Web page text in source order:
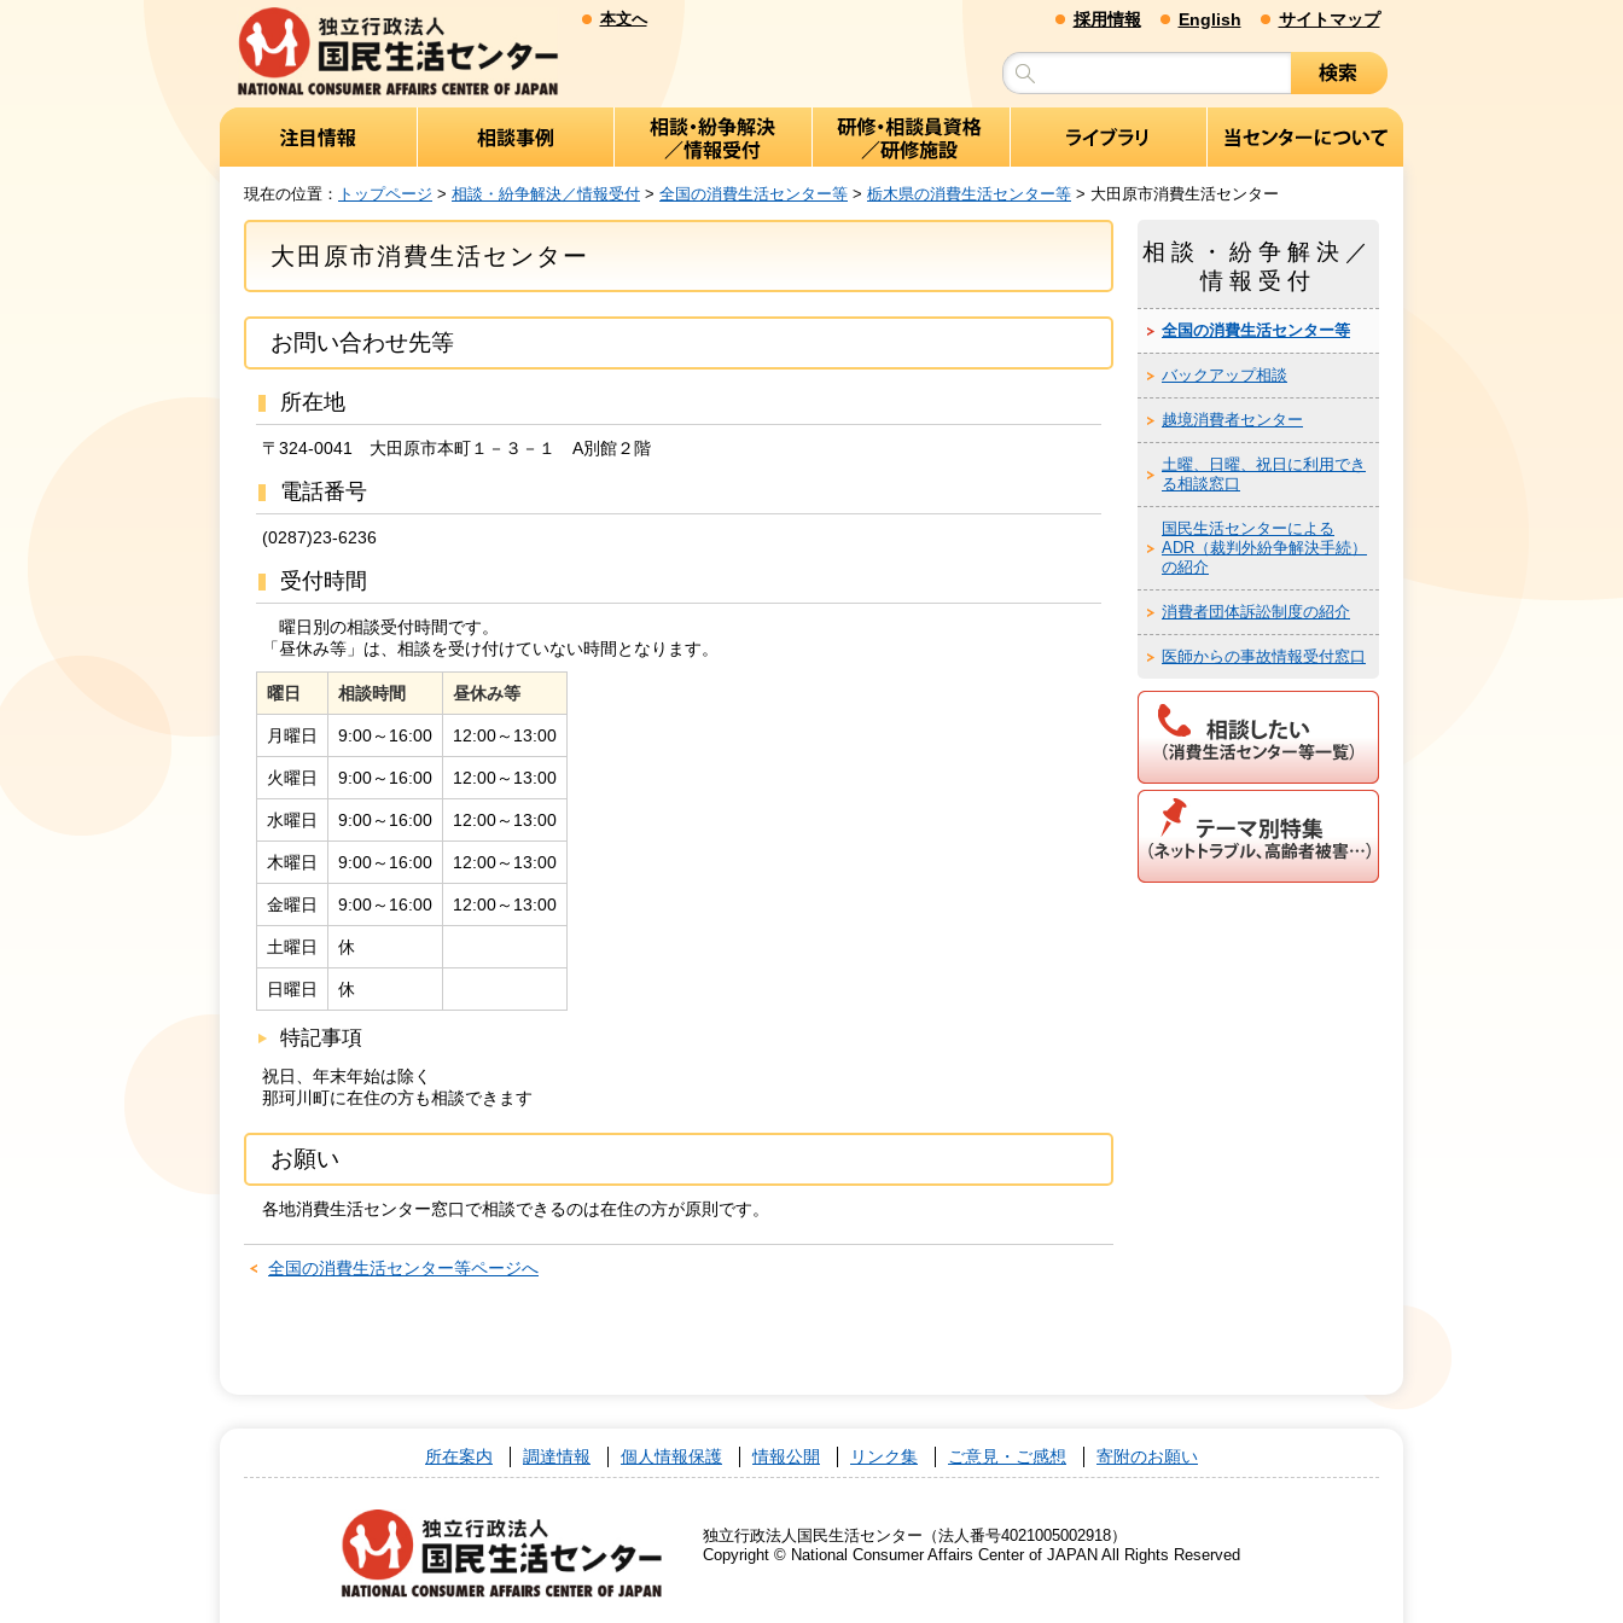
本文へ 採用情報 English サイトマップ
現在の位置： トップページ > 相談・紛争解決／情報受付 > 全国の消費生活センター等 > 栃木県の消費生活センター等 > 大田原市消費生活センター
大田原市消費生活センター
お問い合わせ先等
所在地
〒324-0041 大田原市本町１－３－１ A別館２階
電話番号
(0287)23-6236
受付時間
曜日別の相談受付時間です。
「昼休み等」は、相談を受け付けていない時間となります。
曜日 相談時間 昼休み等
土曜日 休
日曜日 休
月曜日 9:00～16:00 12:00～13:00
火曜日 9:00～16:00 12:00～13:00
水曜日 9:00～16:00 12:00～13:00
木曜日 9:00～16:00 12:00～13:00
金曜日 9:00～16:00 12:00～13:00
特記事項
祝日、年末年始は除く
那珂川町に在住の方も相談できます
お願い
各地消費生活センター窓口で相談できるのは在住の方が原則です。
全国の消費生活センター等ページへ
相談・紛争解決／
情報受付
全国の消費生活センター等
バックアップ相談
越境消費者センター
土曜、日曜、祝日に利用でき
る相談窓口
国民生活センターによる
ADR（裁判外紛争解決手続）
の紹介
消費者団体訴訟制度の紹介
医師からの事故情報受付窓口
所在案内 調達情報 個人情報保護 情報公開 リンク集 ご意見・ご感想 寄附のお願い
独立行政法人国民生活センター（法人番号4021005002918）
Copyright © National Consumer Affairs Center of JAPAN All Rights Reserved